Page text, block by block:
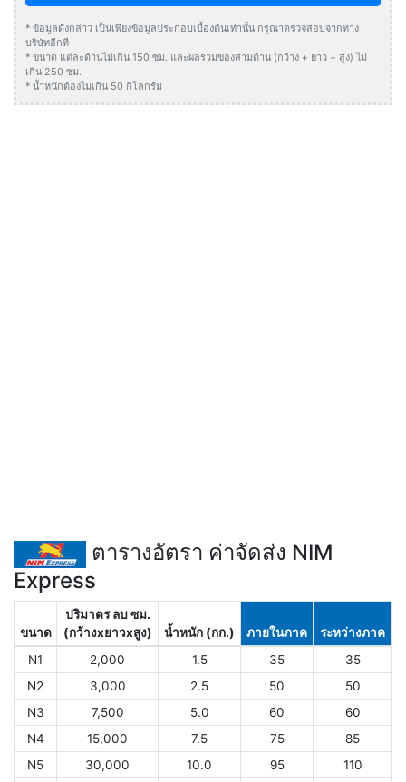
* ข้อมูลดังกล่าว เป็นเพียงข้อมูลประกอบเบื้องต้นเท่านั้น กรุณาตรวจสอบจากทาง
บริษัทอีกที
* ขนาด แต่ละด้านไม่เกิน 150 ซม. และผลรวมของสามด้าน (กว้าง + ยาว + สูง) ไม่
เกิน 250 ซม.
* น้ำหนักต้องไมเกิน 50 กิโลกรัม
ตารางอัตรา ค่าจัดส่ง NIM
Express
ขนาด
ปริมาตร ลบ ซม.
(กว้างxยาวxสูง)
น้ำหนัก (กก.) ภายในภาค
ระหว่างภาค
N1
2,000 1.5 35
35
N2
3,000 2.5 50
50
N3
7,500 5.0 60
60
N4
15,000 7.5 75
85
N5
30,000 10.0 95
110